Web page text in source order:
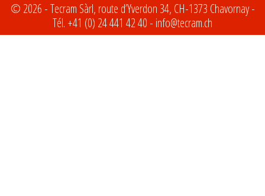
© 2026 - Tecram Sàrl, route d’Yverdon 34, CH-1373 Chavornay -
Tél. +41 (0) 24 441 42 40 - info@tecram.ch